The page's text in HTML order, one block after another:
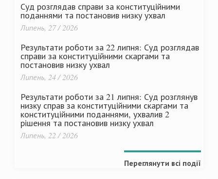
Суд розглядав справи за конституційними
поданнями та постановив низку ухвал
Липень, 27 / 2026
Результати роботи за 22 липня: Суд розглядав
справи за конституційними скаргами та
постановив низку ухвал
Липень, 24 / 2026
Результати роботи за 21 липня: Суд розглянув
низку справ за конституційними скаргами та
конституційними поданнями, ухвалив 2
рішення та постановив низку ухвал
Липень, 22 / 2026
Переглянути всі події